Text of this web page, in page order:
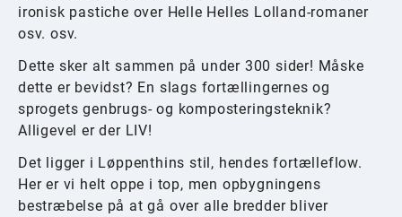
ironisk pastiche over Helle Helles Lolland-romaner
osv. osv.
Dette sker alt sammen på under 300 sider! Måske
dette er bevidst? En slags fortællingernes og
sprogets genbrugs- og komposteringsteknik?
Alligevel er der LIV!
Det ligger i Løppenthins stil, hendes fortælleflow.
Her er vi helt oppe i top, men opbygningens
bestræbelse på at gå over alle bredder bliver